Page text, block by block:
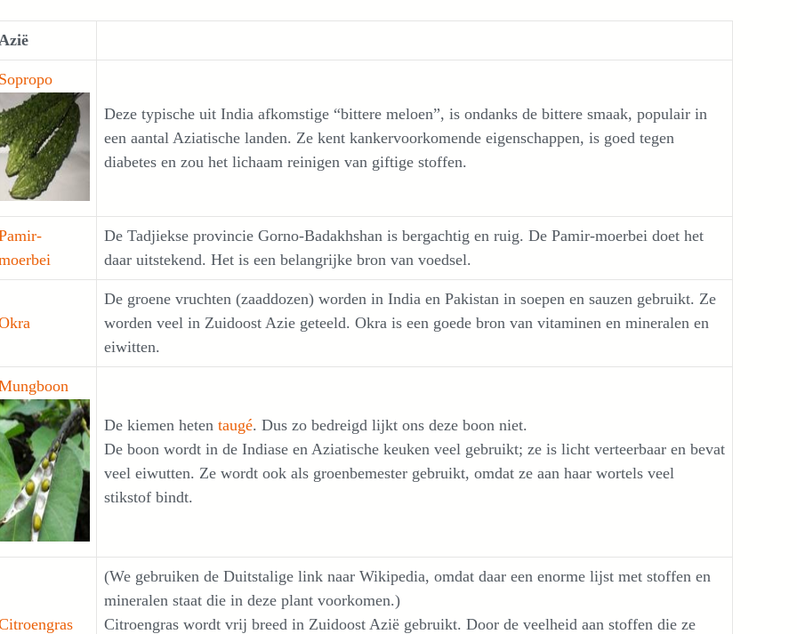
Azië
Sopropo
Deze typische uit India afkomstige “bittere meloen”, is ondanks de bittere smaak, populair in
een aantal Aziatische landen. Ze kent kankervoorkomende eigenschappen, is goed tegen
diabetes en zou het lichaam reinigen van giftige stoffen.
De Tadjiekse provincie Gorno-Badakhshan is bergachtig en ruig. De Pamir-moerbei doet het
daar uitstekend. Het is een belangrijke bron van voedsel.
De groene vruchten (zaaddozen) worden in India en Pakistan in soepen en sauzen gebruikt. Ze
worden veel in Zuidoost Azie geteeld. Okra is een goede bron van vitaminen en mineralen en
eiwitten.
De kiemen heten taugé. Dus zo bedreigd lijkt ons deze boon niet.
De boon wordt in de Indiase en Aziatische keuken veel gebruikt; ze is licht verteerbaar en bevat
veel eiwutten. Ze wordt ook als groenbemester gebruikt, omdat ze aan haar wortels veel
stikstof bindt.
(We gebruiken de Duitstalige link naar Wikipedia, omdat daar een enorme lijst met stoffen en
mineralen staat die in deze plant voorkomen.)
Citroengras wordt vrij breed in Zuidoost Azië gebruikt. Door de veelheid aan stoffen die ze